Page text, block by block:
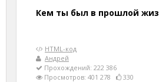
Кем ты был в прошлой
HTML-код
Андрей
Прохождений: 222 386
Просмотров: 401 278
330